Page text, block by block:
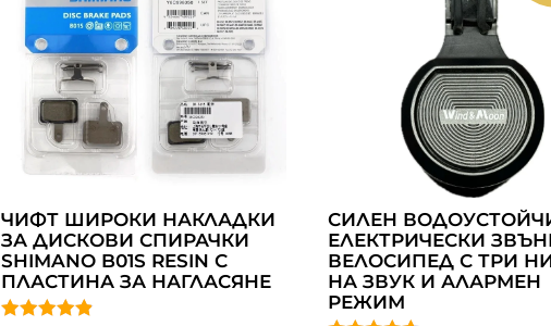
ЧИФТ ШИРОКИ НАКЛАДКИ
ЗА ДИСКОВИ СПИРАЧКИ
SHIMANO B01S RESIN С
ПЛАСТИНА ЗА НАГЛАСЯНЕ
СИЛЕН
ЕЛЕКТРИЧЕСКИ
ВЕЛОСИПЕД С ТРИ
НА ЗВУК И АЛАРМЕН
РЕЖИМ